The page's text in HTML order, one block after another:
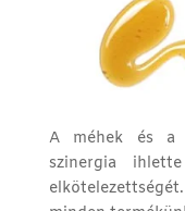
A méhek és a
szinergia